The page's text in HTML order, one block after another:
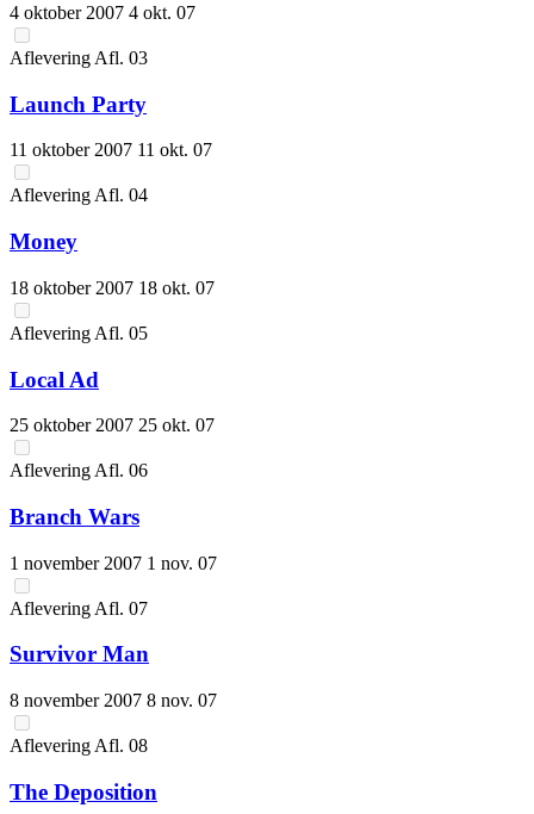
4 oktober 2007 4 okt. 07
Aflevering Afl. 03
Launch Party
11 oktober 2007 11 okt. 07
Aflevering Afl. 04
Money
18 oktober 2007 18 okt. 07
Aflevering Afl. 05
Local Ad
25 oktober 2007 25 okt. 07
Aflevering Afl. 06
Branch Wars
1 november 2007 1 nov. 07
Aflevering Afl. 07
Survivor Man
8 november 2007 8 nov. 07
Aflevering Afl. 08
The Deposition